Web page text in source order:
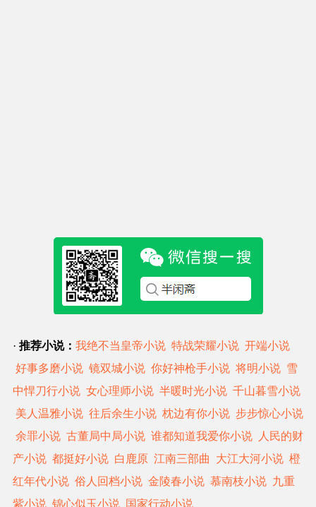
· 推荐小说： 我绝不当皇帝小说 特战荣耀小说 开端小说
好事多磨小说 镜双城小说 你好神枪手小说 将明小说 雪
中悍刀行小说 女心理师小说 半暖时光小说 千山暮雪小说
美人温雅小说 往后余生小说 枕边有你小说 步步惊心小说
余罪小说 古董局中局小说 谁都知道我爱你小说
人民的财
产小说 都挺好小说 白鹿原 江南三部曲 大江大河小说 橙
红年代小说 俗人回档小说 金陵春小说 慕南枝小说 九重
紫小说 锦心似玉小说 国家行动小说